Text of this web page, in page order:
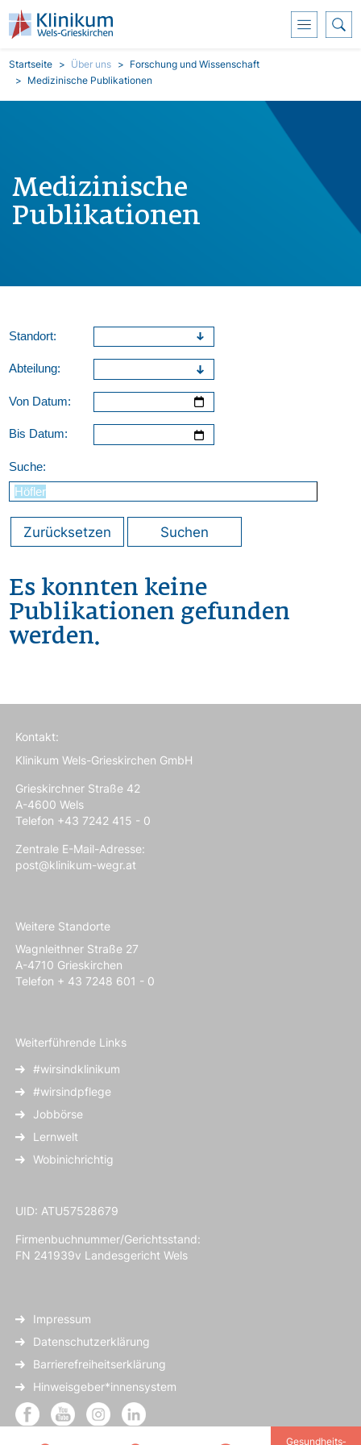
Direkt zum Inhalt
Pfadnavigation
Startseite Über uns
Forschung und Wissenschaft
Medizinische Publikationen
Medizinische
Publikationen
Standort:
Abteilung:
Von Datum:
Bis Datum:
Suche:
Zurücksetzen Suchen
Es konnten keine
Publikationen gefunden
werden.
Gesundheits­
Kontakt:
Klinikum Wels-Grieskirchen GmbH
Grieskirchner Straße 42
A-4600 Wels
Telefon +43 7242 415 - 0
Zentrale E-Mail-Adresse:
post@klinikum-wegr.at
Weitere Standorte
Wagnleithner Straße 27
A-4710 Grieskirchen
Telefon + 43 7248 601 - 0
Weiterführende Links
#wirsindklinikum
#wirsindpflege
Jobbörse
Lernwelt
Wobinichrichtig
UID: ATU57528679
Firmenbuchnummer/Gerichtsstand:
FN 241939v Landesgericht Wels
Impressum
Datenschutzerklärung
Barrierefreiheitserklärung
Hinweisgeber*innensystem